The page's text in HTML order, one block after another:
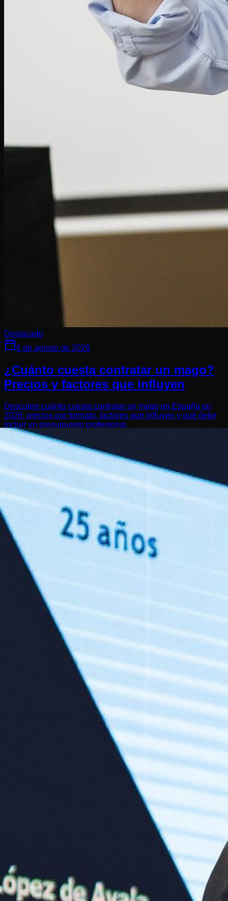
Destacado
6 de agosto de 2026
¿Cuánto cuesta contratar un mago?
Precios y factores que influyen
Descubre cuánto cuesta contratar un mago en España en
2026: precios por formato, factores que influyen y qué debe
incluir un presupuesto profesional.
Leer artículo